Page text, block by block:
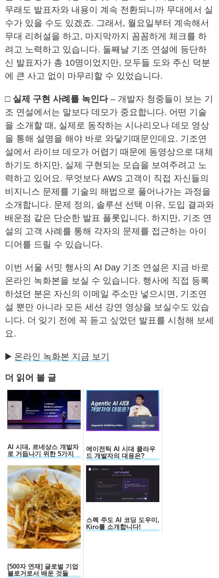
무래도 발표자와 내용이 계속 전환되니까 무대에서 실
수가 있을 수도 있겠죠. 그래서, 월요일부터 계속해서
무대 리허설을 하고, 마지막까지 꼼꼼하게 체크를 하
려고 노력하고 있습니다. 둘째날 기조 연설에 등단하
신 발표자가 총 10명이었지만, 모두들 도와 주신 덕분
에 큰 사고 없이 마무리할 수 있었습니다.
□ 실제 구현 사례를 녹인다– 개발자 청중들이 보는 기
조 연설에서는 말보다 데모가 중요합니다. 어떤 기술
을 소개할 때, 실제로 동작하는 시나리오나 데모 영상
을 통해 설명을 해야 바로 와닿기때문인데요. 기조연
설에서 라이브 데모가 어렵기 때문에 동영상으로 대체
하기도 하지만, 실제 구현되는 모습을 보여주려고 노
력하고 있어요. 무엇보다 AWS 고객이 직접 자신들의
비지니스 문제를 기술의 해법으로 풀어나가는 과정을
소개합니다. 문제 정의, 솔루션 선택 이유, 도입 결과와
배운점 같은 단순한 발표 플롯입니다. 하지만, 기조 연
설의 고객 사례를 통해 각자의 문제를 접근하는 아이
디어를 드릴 수 있습니다.
이번 서울 서밋 행사의 AI Day 기조 연설은 지금 바로
온라인 녹화본을 보실 수 있습니다. 행사에 직접 등록
하셨던 분은 자신의 이메일 주소만 넣으시면, 기조연
설 뿐만 아니라 모든 세션 강연 영상을 보실수도 있습
니다. 더 잊기 전에 꼭 듣고 싶었던 발표를 시청해 보세
요.
▶️ 온라인 녹화본 지금 보기
더 읽어 볼 글
AI 시대, 르네상스 개발자
로 거듭나기 위한 5가지
자질
에이전틱 AI 시대 클라우
드 개발자의 대응은?
[500자 연재] 글로벌 기업
블로거로서 배운 것들
스펙 주도 AI 코딩 도우미,
Kiro를 소개합니다!